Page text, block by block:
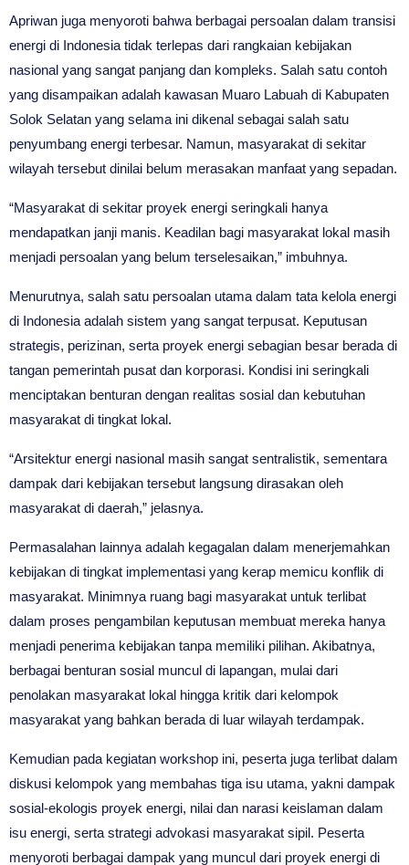
Apriwan juga menyoroti bahwa berbagai persoalan dalam transisi
energi di Indonesia tidak terlepas dari rangkaian kebijakan
nasional yang sangat panjang dan kompleks. Salah satu contoh
yang disampaikan adalah kawasan Muaro Labuah di Kabupaten
Solok Selatan yang selama ini dikenal sebagai salah satu
penyumbang energi terbesar. Namun, masyarakat di sekitar
wilayah tersebut dinilai belum merasakan manfaat yang sepadan.
“Masyarakat di sekitar proyek energi seringkali hanya
mendapatkan janji manis. Keadilan bagi masyarakat lokal masih
menjadi persoalan yang belum terselesaikan,” imbuhnya.
Menurutnya, salah satu persoalan utama dalam tata kelola energi
di Indonesia adalah sistem yang sangat terpusat. Keputusan
strategis, perizinan, serta proyek energi sebagian besar berada di
tangan pemerintah pusat dan korporasi. Kondisi ini seringkali
menciptakan benturan dengan realitas sosial dan kebutuhan
masyarakat di tingkat lokal.
“Arsitektur energi nasional masih sangat sentralistik, sementara
dampak dari kebijakan tersebut langsung dirasakan oleh
masyarakat di daerah,” jelasnya.
Permasalahan lainnya adalah kegagalan dalam menerjemahkan
kebijakan di tingkat implementasi yang kerap memicu konflik di
masyarakat. Minimnya ruang bagi masyarakat untuk terlibat
dalam proses pengambilan keputusan membuat mereka hanya
menjadi penerima kebijakan tanpa memiliki pilihan. Akibatnya,
berbagai benturan sosial muncul di lapangan, mulai dari
penolakan masyarakat lokal hingga kritik dari kelompok
masyarakat yang bahkan berada di luar wilayah terdampak.
Kemudian pada kegiatan workshop ini, peserta juga terlibat dalam
diskusi kelompok yang membahas tiga isu utama, yakni dampak
sosial-ekologis proyek energi, nilai dan narasi keislaman dalam
isu energi, serta strategi advokasi masyarakat sipil. Peserta
menyoroti berbagai dampak yang muncul dari proyek energi di